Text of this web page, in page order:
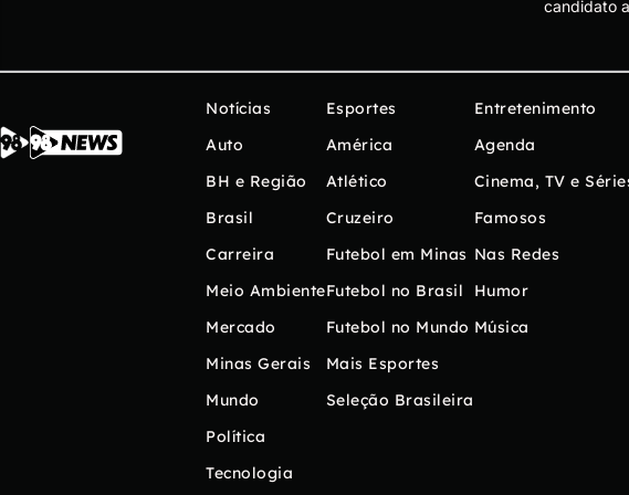
candidato
Notícias
Auto
BH e Região
Brasil
Carreira
Meio Ambiente
Mercado
Minas Gerais
Mundo
Política
Tecnologia
Esportes
América
Atlético
Cruzeiro
Futebol em Minas
Futebol no Brasil
Futebol no Mundo
Mais Esportes
Seleção Brasileira
Entretenimento
Agenda
Cinema, TV e
Famosos
Nas Redes
Humor
Música